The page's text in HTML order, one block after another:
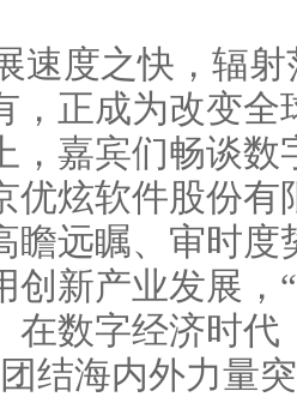
速度之快，辐
，正成为改变全
，嘉宾们畅谈数
优炫软件股份有
瞻远瞩、审时度
创新产业发展，
在数字经济时代
结海内外力量